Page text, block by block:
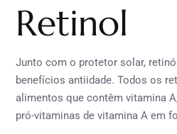
Retinol
Junto com o protetor solar,
benefícios antiidade. Todos os
alimentos que contêm vitamina
pró-vitaminas de vitamina A em